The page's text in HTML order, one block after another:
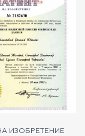
ИЗОБРЕТЕНИЕ